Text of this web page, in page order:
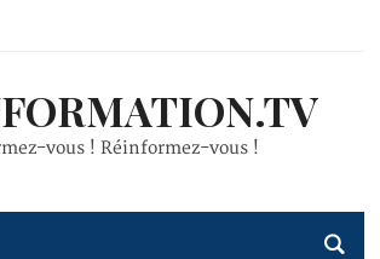
vous ! Réinformez-vous !